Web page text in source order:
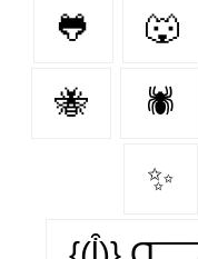
🐸 🐺
🐝 🕷
✨